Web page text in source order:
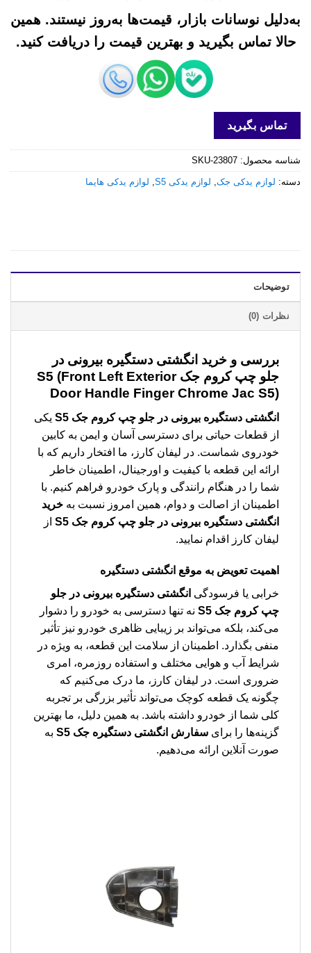
به‌دلیل نوسانات بازار، قیمت‌ها به‌روز نیستند. همین
حالا تماس بگیرید و بهترین قیمت را دریافت کنید.
تماس بگیرید
شناسه محصول: SKU-23807
دسته: لوازم یدکی جک, لوازم یدکی S5 , لوازم یدکی هایما
توضیحات
نظرات (0)
بررسی و خرید انگشتی دستگیره بیرونی در
جلو چپ کروم جک S5 (Front Left Exterior
Door Handle Finger Chrome Jac S5)
انگشتی دستگیره بیرونی در جلو چپ کروم جک S5
یکی
از قطعات حیاتی برای دسترسی آسان و ایمن به کابین
خودروی شماست. در لیفان کارز، ما افتخار داریم که با
ارائه این قطعه با کیفیت و اورجینال، اطمینان خاطر
شما را در هنگام رانندگی و پارک خودرو فراهم کنیم. با
اطمینان از اصالت و دوام، همین امروز نسبت به خرید
انگشتی دستگیره بیرونی در جلو چپ کروم جک S5
از
لیفان کارز اقدام نمایید.
اهمیت تعویض به موقع انگشتی دستگیره
خرابی یا فرسودگی انگشتی دستگیره بیرونی در جلو
چپ کروم جک S5
نه تنها دسترسی به خودرو را دشوار
می‌کند، بلکه می‌تواند بر زیبایی ظاهری خودرو نیز تأثیر
منفی بگذارد. اطمینان از سلامت این قطعه، به ویژه در
شرایط آب و هوایی مختلف و استفاده روزمره، امری
ضروری است. در لیفان کارز، ما درک می‌کنیم که
چگونه یک قطعه کوچک می‌تواند تأثیر بزرگی بر تجربه
کلی شما از خودرو داشته باشد. به همین دلیل، ما بهترین
گزینه‌ها را برای سفارش انگشتی دستگیره جک S5
به
صورت آنلاین ارائه می‌دهیم.